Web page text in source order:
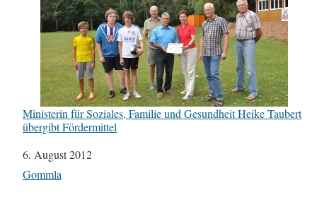
Ministerin für Soziales, Familie und Gesundheit Heike Taubert
übergibt Fördermittel
Datum
6. August 2012
In Bezug auf
Gommla